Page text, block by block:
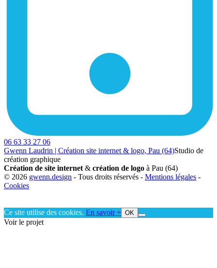
06 63 33 27 06
Gwenn Laudrin | Création site internet & logo, Pau (64)Studio de
création graphique
Création de site internet & création de logo à Pau (64)
© 2026 gwenn.design - Tous droits réservés - Mentions légales -
Cookies
Ce site utilise des cookies. En savoir + OK
Voir le projet